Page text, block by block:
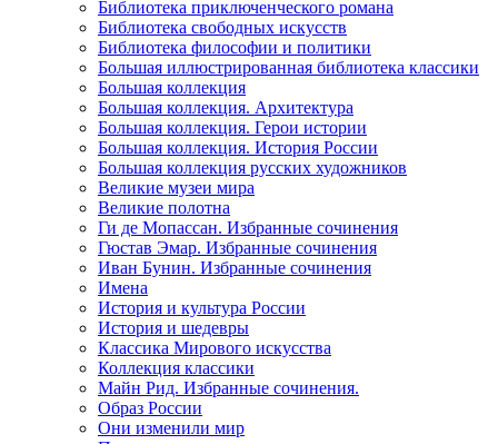
Библиотека приключенческого романа
Библиотека свободных искусств
Библиотека философии и политики
Большая иллюстрированная библиотека классики
Большая коллекция
Большая коллекция. Архитектура
Большая коллекция. Герои истории
Большая коллекция. История России
Большая коллекция русских художников
Великие музеи мира
Великие полотна
Ги де Мопассан. Избранные сочинения
Гюстав Эмар. Избранные сочинения
Иван Бунин. Избранные сочинения
Имена
История и культура России
История и шедевры
Классика Мирового искусства
Коллекция классики
Майн Рид. Избранные сочинения.
Образ России
Они изменили мир